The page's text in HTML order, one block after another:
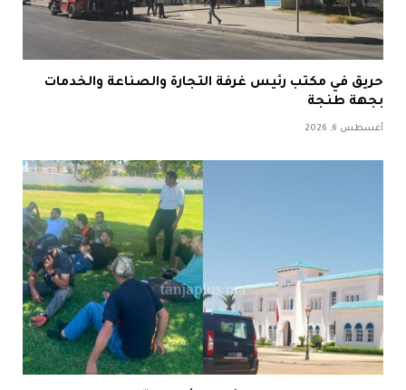
حريق في مكتب رئيس غرفة التجارة والصناعة والخدمات
بجهة طنجة
أغسطس 6, 2026